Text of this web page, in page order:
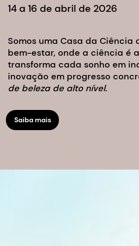
14 a 16 de abril de 2026
Somos uma Casa da Ciência
bem-estar, onde a ciência é
transforma cada sonho em
inovação em progresso
de beleza de alto nível.
Saiba mais